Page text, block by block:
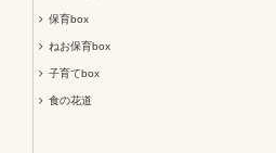
保育box
ねお保育box
子育てbox
食の花道